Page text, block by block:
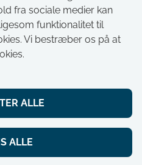
fra sociale medier kan
funktionalitet til
Vi bestræber os på at
ALLE
ALLE